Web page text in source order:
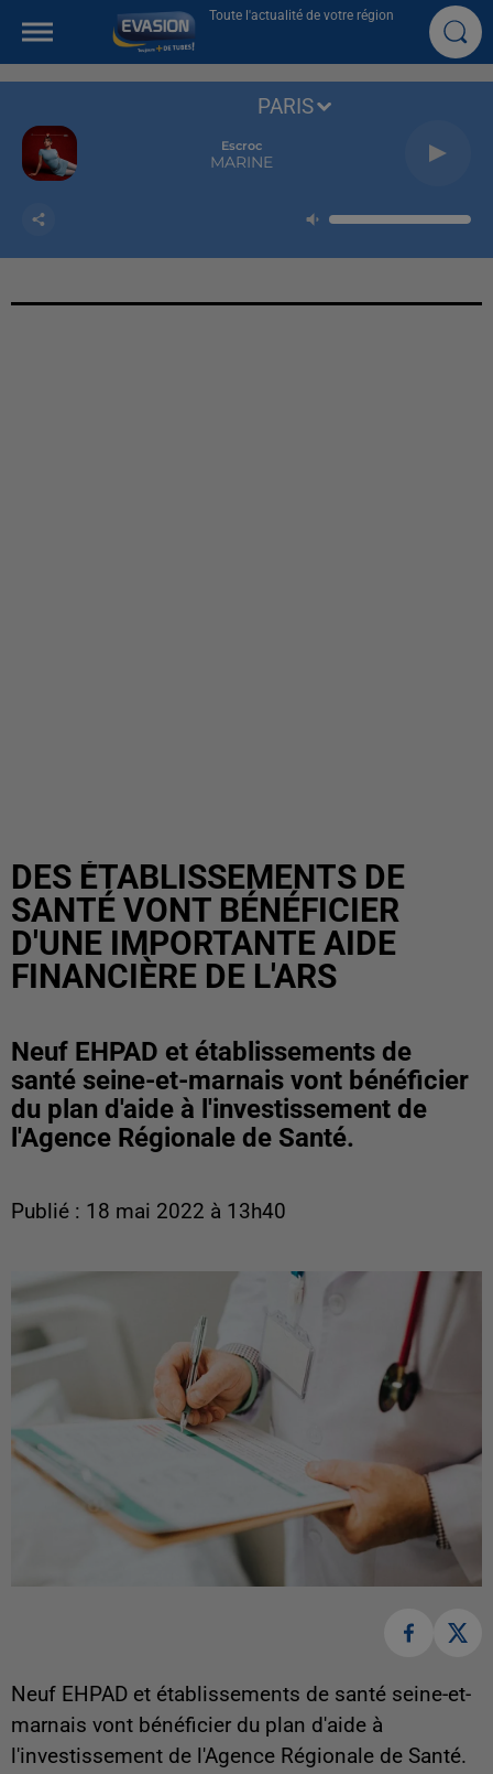
Toute l'actualité de votre région
Escroc
MARINE
PARIS
DES ÉTABLISSEMENTS DE
SANTÉ VONT BÉNÉFICIER
D'UNE IMPORTANTE AIDE
FINANCIÈRE DE L'ARS
Neuf EHPAD et établissements de
santé seine-et-marnais vont bénéficier
du plan d'aide à l'investissement de
l'Agence Régionale de Santé.
Publié : 18 mai 2022 à 13h40
Neuf EHPAD et établissements de santé seine-et-
marnais vont bénéficier du plan d'aide à
l'investissement de l'Agence Régionale de Santé.